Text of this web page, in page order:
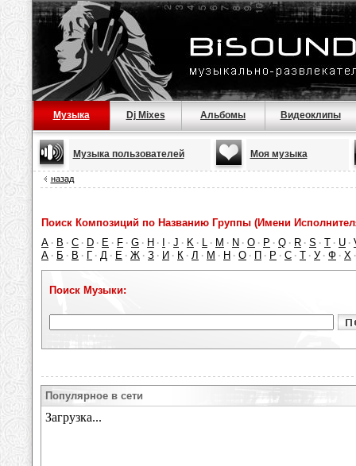
Музыка Dj Mixes Альбомы Видеоклипы
Музыка пользователей Моя музыка
назад
Поиск Композиций по Названию Группы (Имени
A · B · C · D · E · F · G · H · · J · K · L · M · N · O · P · Q · R · S · T · U ·
А · Б · В · Г · Д · Е · Ж · З · И · К · Л · М · Н · О · П · Р · С · Т · У · Ф · Х
Поиск Музыки:
Популярное в сети